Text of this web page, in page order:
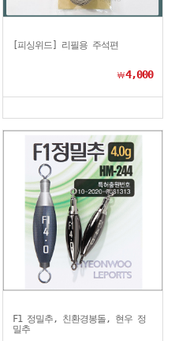
[피싱위드] 리필용 주석편
￦4,000
F1 정밀추, 친환경봉돌, 현우 정
밀추